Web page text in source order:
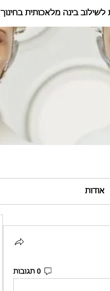
לשילוב בינה מלאכותית בחינוך
אודות
0 תגובות